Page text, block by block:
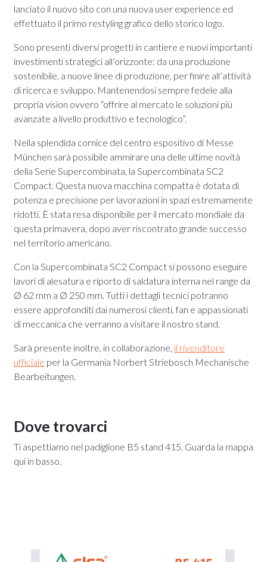
lanciato il nuovo sito con una nuova user experience ed
effettuato il primo restyling grafico dello storico logo.
Sono presenti diversi progetti in cantiere e nuovi importanti
investimenti strategici all’orizzonte: da una produzione
sostenibile, a nuove linee di produzione, per finire all’attività
di ricerca e sviluppo. Mantenendosi sempre fedele alla
propria vision ovvero “offrire al mercato le soluzioni più
avanzate a livello produttivo e tecnologico”.
Nella splendida cornice del centro espositivo di Messe
München sarà possibile ammirare una delle ultime novità
della Serie Supercombinata, la Supercombinata SC2
Compact. Questa nuova macchina compatta è dotata di
potenza e precisione per lavorazioni in spazi estremamente
ridotti. È stata resa disponibile per il mercato mondiale da
questa primavera, dopo aver riscontrato grande successo
nel territorio americano.
Con la Supercombinata SC2 Compact si possono eseguire
lavori di alesatura e riporto di saldatura interna nel range da
Ø 62 mm a Ø 250 mm. Tutti i dettagli tecnici potranno
essere approfonditi dai numerosi clienti, fan e appassionati
di meccanica che verranno a visitare il nostro stand.
Sarà presente inoltre, in collaborazione, il rivenditore
ufficiale per la Germania Norbert Striebosch Mechanische
Bearbeitungen.
Dove trovarci
Ti aspettiamo nel padiglione B5 stand 415. Guarda la mappa
qui in basso.